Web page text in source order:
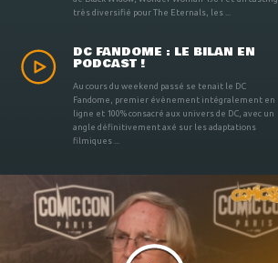
très diversifié pour The Eternals, les ...
DC FANDOME : LE BILAN EN
PODCAST !
Au cours du weekend passé se tenait le DC
Fandome, premier évènement intégralement en
ligne et 100% consacré aux univers de DC, avec un
angle définitivement axé sur les adaptations
filmiques ...